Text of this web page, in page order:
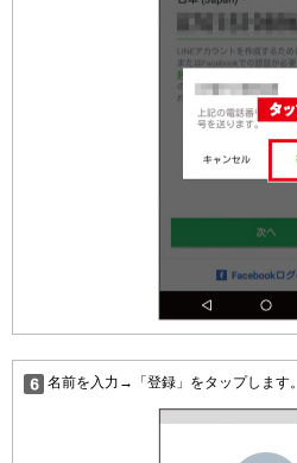
名前を入力→「登録」をタップします。